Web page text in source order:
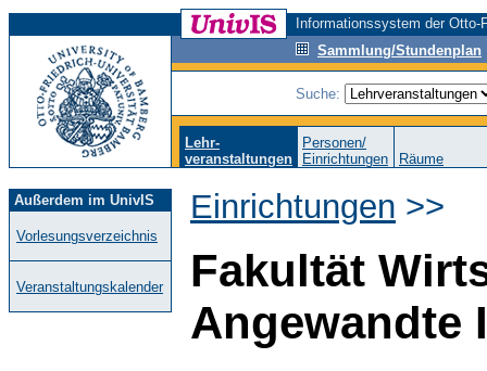
Informationssystem der
Sammlung/Stundenplan
Suche:
Lehr-
veranstaltungen
Personen/
Einrichtungen
Räume
Außerdem im UnivIS
Vorlesungsverzeichnis
Veranstaltungskalender
Einrichtungen >>
Fakultät
Angewandte